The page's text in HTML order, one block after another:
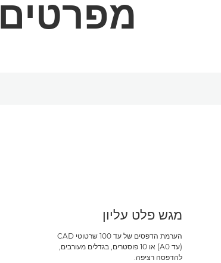
מפרטים
מגש פלט עליון
הערמת הדפסים של עד 100 שרטוטי CAD
(עד A0) או 10 פוסטרים, בגדלים מעורבים,
להדפסה רציפה.